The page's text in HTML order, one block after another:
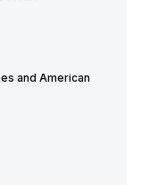
and American